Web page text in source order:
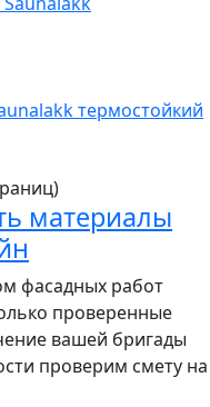
термостойкий
материалы
фасадных работ
проверенные
вашей бригады
проверим смету на